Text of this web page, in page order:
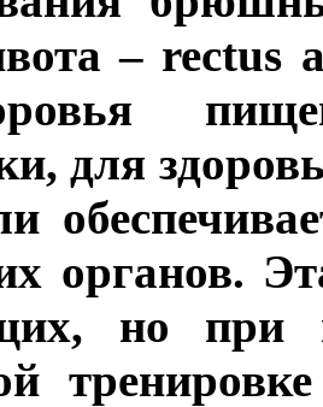
– rectus
для
органов.
но при